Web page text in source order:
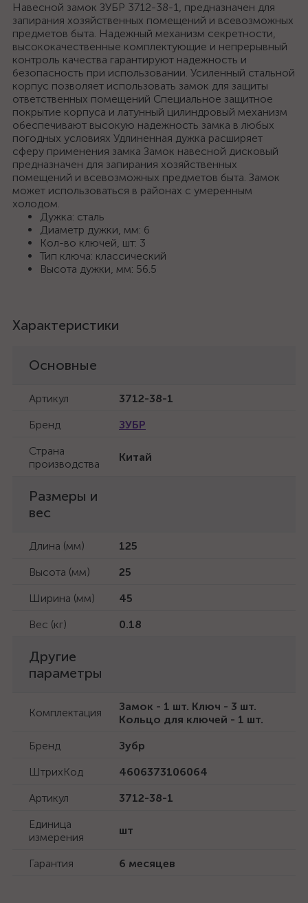
Навесной замок ЗУБР 3712-38-1, предназначен для
запирания хозяйственных помещений и всевозможных
предметов быта. Надежный механизм секретности,
высококачественные комплектующие и непрерывный
контроль качества гарантируют надежность и
безопасность при использовании. Усиленный стальной
корпус позволяет использовать замок для защиты
ответственных помещений Специальное защитное
покрытие корпуса и латунный цилиндровый механизм
обеспечивают высокую надежность замка в любых
погодных условиях Удлиненная дужка расширяет
сферу применения замка Замок навесной дисковый
предназначен для запирания хозяйственных
помещений и всевозможных предметов быта. Замок
может использоваться в районах с умеренным
холодом.
Дужка: сталь
Диаметр дужки, мм: 6
Кол-во ключей, шт: 3
Тип ключа: классический
Высота дужки, мм: 56.5
Характеристики
Основные
Артикул
3712-38-1
Бренд
ЗУБР
Страна
производства
Китай
Размеры и
вес
Длина (мм)
125
Высота (мм)
25
Ширина (мм)
45
Вес (кг)
0.18
Другие
параметры
Комплектация
Замок - 1 шт. Ключ - 3 шт.
Кольцо для ключей - 1 шт.
Бренд
Зубр
ШтрихКод
4606373106064
Артикул
3712-38-1
Единица
измерения
шт
Гарантия 6 месяцев